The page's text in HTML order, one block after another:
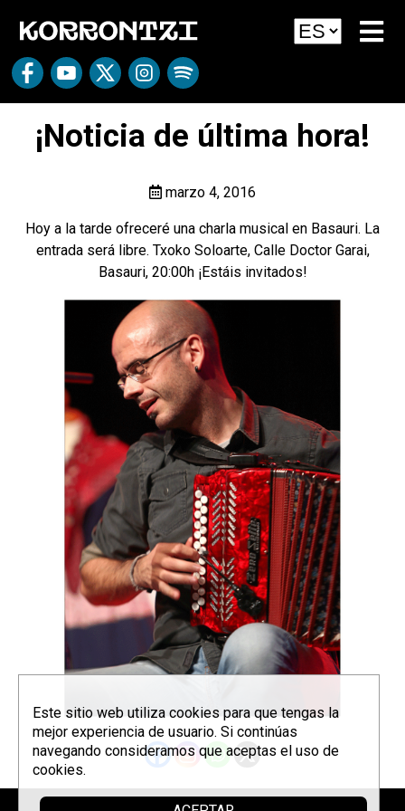
¡Noticia de última hora!
marzo 4, 2016
Hoy a la tarde ofreceré una charla musical en Basauri. La
entrada será libre. Txoko Soloarte, Calle Doctor Garai,
Basauri, 20:00h ¡Estáis invitados!
Este sitio web utiliza cookies para que tengas la
mejor experiencia de usuario. Si continúas
navegando consideramos que aceptas el uso de
cookies.